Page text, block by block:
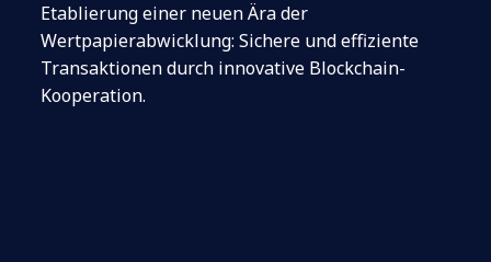
Etablierung einer neuen Ära der
Wertpapierabwicklung: Sichere und effiziente
Transaktionen durch innovative Blockchain-
Kooperation.